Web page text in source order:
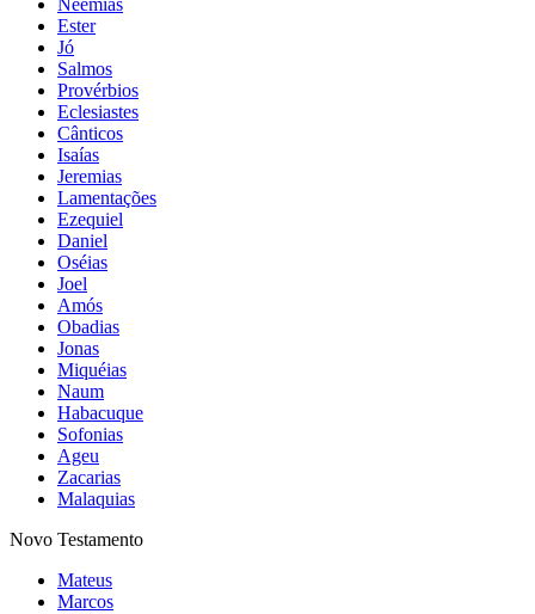
Neemias
Ester
Jó
Salmos
Provérbios
Eclesiastes
Cânticos
Isaías
Jeremias
Lamentações
Ezequiel
Daniel
Oséias
Joel
Amós
Obadias
Jonas
Miquéias
Naum
Habacuque
Sofonias
Ageu
Zacarias
Malaquias
Novo Testamento
Mateus
Marcos